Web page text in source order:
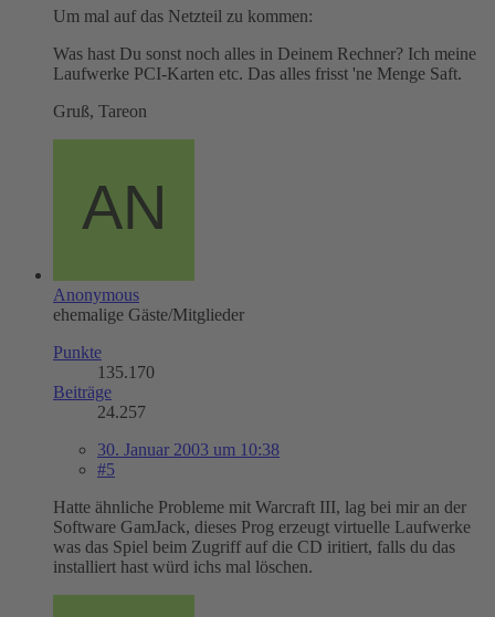
Um mal auf das Netzteil zu kommen:
Was hast Du sonst noch alles in Deinem Rechner? Ich meine
Laufwerke PCI-Karten etc. Das alles frisst 'ne Menge Saft.
Gruß, Tareon
Anonymous
ehemalige Gäste/Mitglieder
Punkte
135.170
Beiträge
24.257
30. Januar 2003 um 10:38
#5
Hatte ähnliche Probleme mit Warcraft III, lag bei mir an der
Software GamJack, dieses Prog erzeugt virtuelle Laufwerke
was das Spiel beim Zugriff auf die CD iritiert, falls du das
installiert hast würd ichs mal löschen.